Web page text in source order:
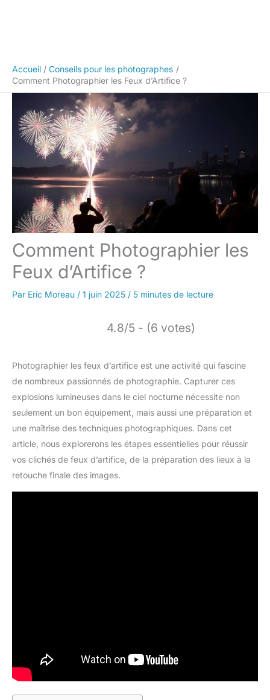
Accueil
Conseils pour les photographes
Comment Photographier les Feux d’Artifice ?
Comment Photographier les
Feux d’Artifice ?
Par Eric Moreau / 1 juin 2025 / 5 minutes de lecture
4.8/5 - (6 votes)
Photographier les feux d’artifice est une activité qui fascine
de nombreux passionnés de photographie. Capturer ces
explosions lumineuses dans le ciel nocturne nécessite non
seulement un bon équipement, mais aussi une préparation et
une maîtrise des techniques photographiques. Dans cet
article, nous explorerons les étapes essentielles pour réussir
vos clichés de feux d’artifice, de la préparation des lieux à la
retouche finale des images.